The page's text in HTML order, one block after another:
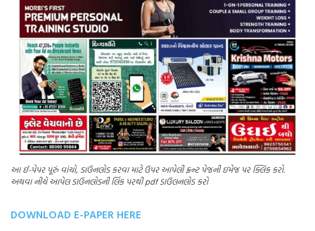
આ ઈ-પેપર પૂરું વાંચો, ડાઉનલોડ કરવા માટે ઉપર આપેલી ફ્રન્ટ પેજની ઇમેજ પર ક્લિક કરો.
અથવા નીચે આપેલ ડાઉનલોડની લિંક પરથી pdf ડાઉલનલોડ કરો
DOWNLOAD E-PAPER HERE